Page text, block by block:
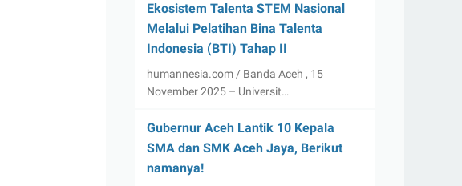
Ekosistem Talenta STEM Nasional
Melalui Pelatihan Bina Talenta
Indonesia (BTI) Tahap II
humannesia.com / Banda Aceh , 15
November 2025 – Universit…
Gubernur Aceh Lantik 10 Kepala
SMA dan SMK Aceh Jaya, Berikut
namanya!